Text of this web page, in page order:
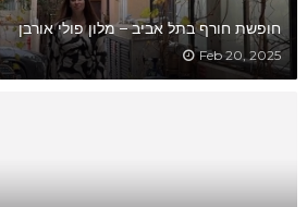
חופשת חורף בתל אביב – מלון פולי אורבן
Feb 20, 2025